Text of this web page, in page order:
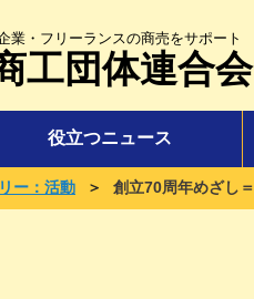
業・フリーランスの商売をサポート
工団体連合会
役立つニュース
ー：活動 ＞